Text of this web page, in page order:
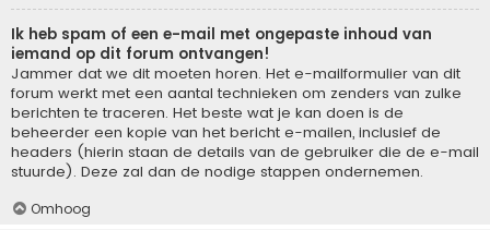
Ik heb spam of een e-mail met ongepaste inhoud van
iemand op dit forum ontvangen!
Jammer dat we dit moeten horen. Het e-mailformulier van dit
forum werkt met een aantal technieken om zenders van zulke
berichten te traceren. Het beste wat je kan doen is de
beheerder een kopie van het bericht e-mailen, inclusief de
headers (hierin staan de details van de gebruiker die de e-mail
stuurde). Deze zal dan de nodige stappen ondernemen.
Omhoog